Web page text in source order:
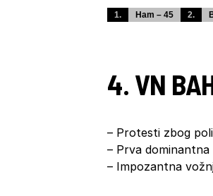
1. Ham – 45 2.
4. VN
– Protesti zbog
– Prva
– Impozantna